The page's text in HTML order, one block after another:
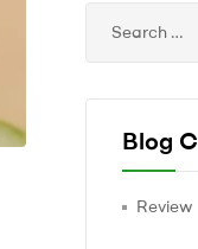
Blog
Review